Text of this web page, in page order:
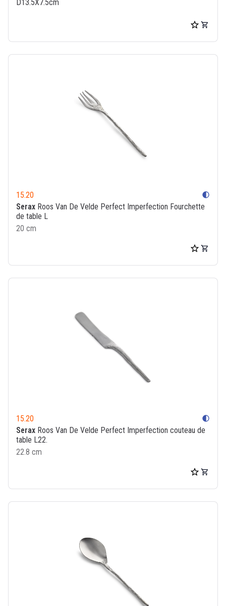
D13.5X7.5cm
15.20 contrast
Serax Roos Van De Velde Perfect Imperfection Fourchette
de table L
20 cm
15.20 contrast
Serax Roos Van De Velde Perfect Imperfection couteau de
table L22.
22.8 cm